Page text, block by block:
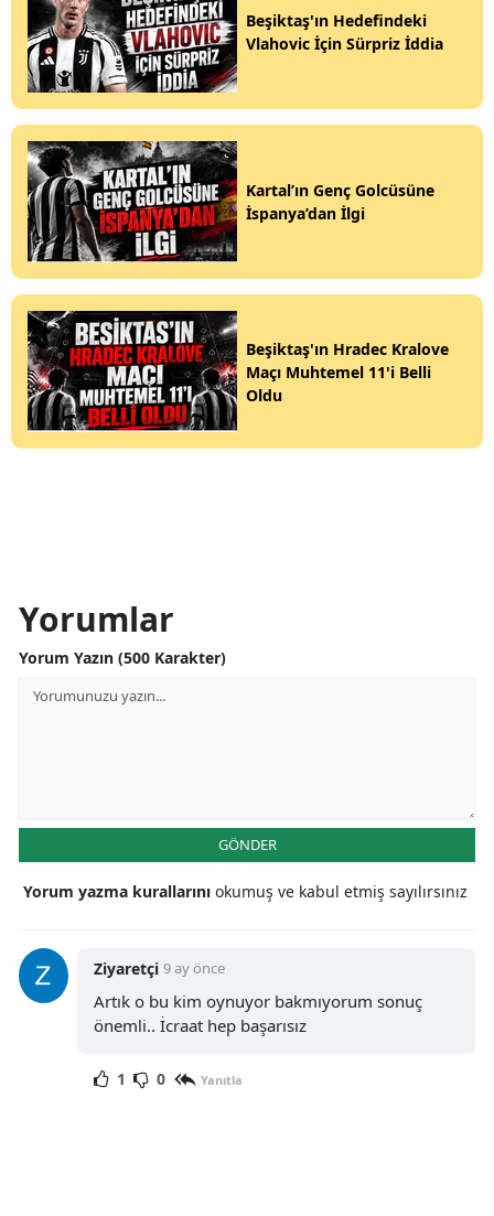
Beşiktaş'ın Hedefindeki
Vlahovic İçin Sürpriz İddia
Kartal’ın Genç Golcüsüne
İspanya’dan İlgi
Beşiktaş'ın Hradec Kralove
Maçı Muhtemel 11'i Belli
Oldu
Yorumlar
Yorum Yazın (500 Karakter)
GÖNDER
Yorum yazma kurallarını okumuş ve kabul etmiş sayılırsınız
Ziyaretçi 9 ay önce
Artık o bu kim oynuyor bakmıyorum sonuç
önemli.. İcraat hep başarısız
1 0 Yanıtla